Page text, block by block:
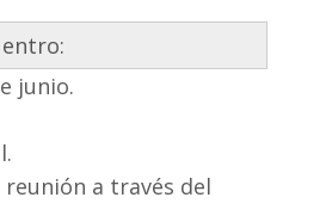
junio.
a través del